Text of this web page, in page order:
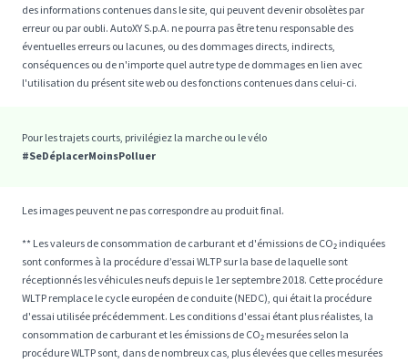
des informations contenues dans le site, qui peuvent devenir obsolètes par
erreur ou par oubli. AutoXY S.p.A. ne pourra pas être tenu responsable des
éventuelles erreurs ou lacunes, ou des dommages directs, indirects,
conséquences ou de n'importe quel autre type de dommages en lien avec
l'utilisation du présent site web ou des fonctions contenues dans celui-ci.
Pour les trajets courts, privilégiez la marche ou le vélo
#SeDéplacerMoinsPolluer
Les images peuvent ne pas correspondre au produit final.
** Les valeurs de consommation de carburant et d'émissions de CO₂ indiquées
sont conformes à la procédure d’essai WLTP sur la base de laquelle sont
réceptionnés les véhicules neufs depuis le 1er septembre 2018. Cette procédure
WLTP remplace le cycle européen de conduite (NEDC), qui était la procédure
d'essai utilisée précédemment. Les conditions d'essai étant plus réalistes, la
consommation de carburant et les émissions de CO₂ mesurées selon la
procédure WLTP sont, dans de nombreux cas, plus élevées que celles mesurées